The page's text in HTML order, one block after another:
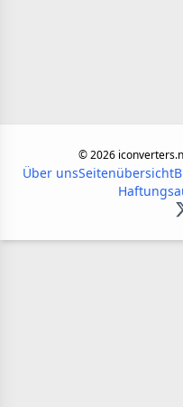
©2026
Über unsSeitenübersicht